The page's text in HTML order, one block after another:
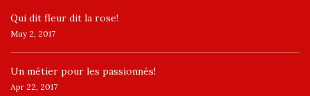
​Qui dit fleur dit la rose!
May 2, 2017
Un ​métier pour les passionnés​!
Apr 22, 2017